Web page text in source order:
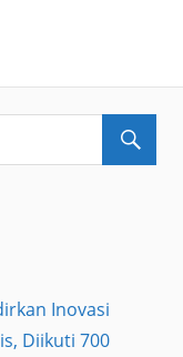
Inovasi
Diikuti 700